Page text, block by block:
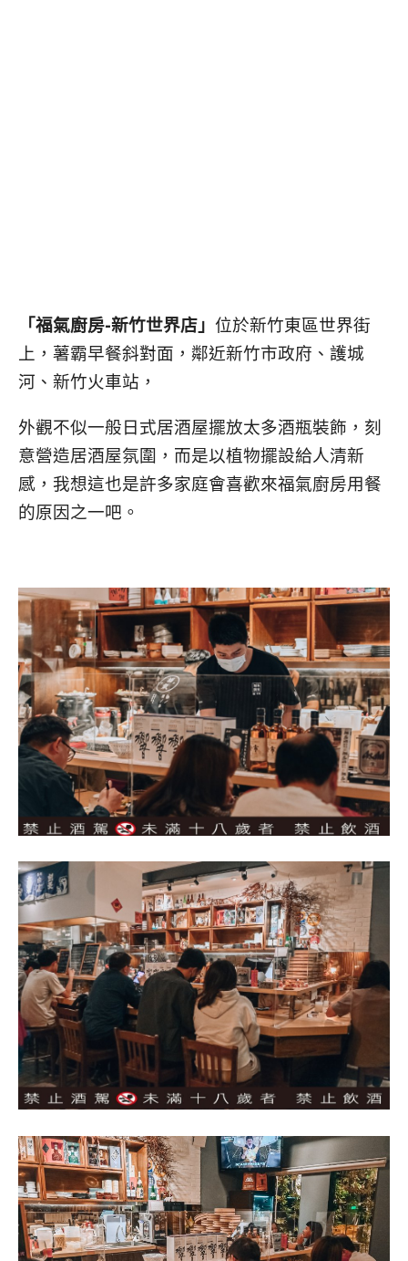
「福氣廚房-新竹世界店」 位於新竹東區世界街
上，薯霸早餐斜對面，鄰近新竹市政府、護城
河、新竹火車站，
外觀不似一般日式居酒屋擺放太多酒瓶裝飾，刻
意營造居酒屋氛圍，而是以植物擺設給人清新
感，我想這也是許多家庭會喜歡來福氣廚房用餐
的原因之一吧。